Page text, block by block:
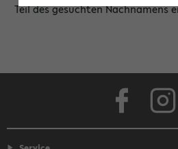
Teil des gesuchten Nachnamens